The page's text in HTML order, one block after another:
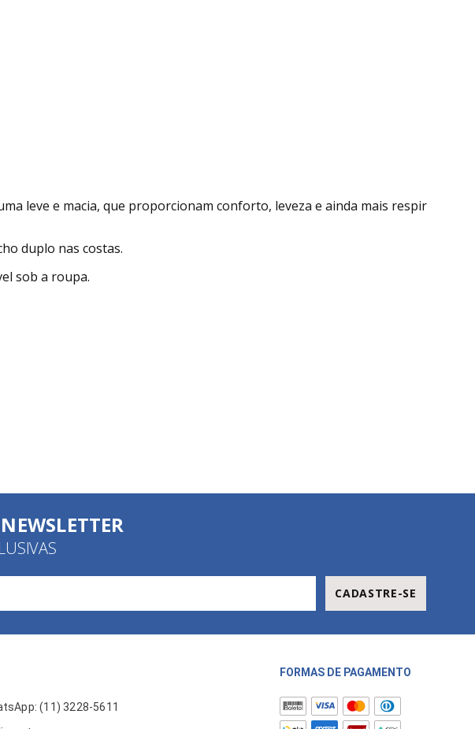
leve e macia, que proporcionam conforto, leveza e ainda mais respir
duplo nas costas.
sob a roupa.
CADASTRE-SE
(11) 3228-5611
FORMAS DE PAGAMENTO